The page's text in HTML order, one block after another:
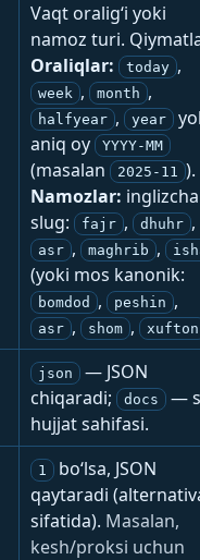
Vaqt oralig‘i yoki
namoz turi.
Oraliqlar:
today ,
week , month ,
halfyear , year
aniq oy
YYYY-MM
(masalan 2025-11 ).
Namozlar: inglizcha
slug:
fajr , dhuhr ,
asr , maghrib ,
(yoki mos kanonik:
bomdod , peshin ,
asr , shom , xufton
json
— JSON
chiqaradi;
docs
—
hujjat sahifasi.
1
bo‘lsa, JSON
qaytaradi
sifatida). Masalan,
kesh/proksi uchun